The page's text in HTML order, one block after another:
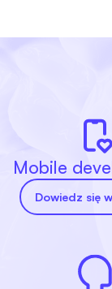
Mobile
Dowiedz się